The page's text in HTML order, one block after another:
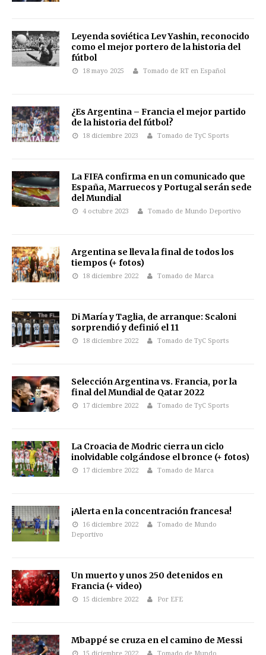
Leyenda soviética Lev Yashin, reconocido
como el mejor portero de la historia del
fútbol
18 mayo 2025 Tomado de RT en Español
¿Es Argentina – Francia el mejor partido
de la historia del fútbol?
18 diciembre 2023 Tomado de TyC Sports
La FIFA confirma en un comunicado que
España, Marruecos y Portugal serán sede
del Mundial
4 octubre 2023 Tomado de Mundo Deportivo
Argentina se lleva la final de todos los
tiempos (+ fotos)
18 diciembre 2022 Tomado de Marca
Di María y Taglia, de arranque: Scaloni
sorprendió y definió el 11
18 diciembre 2022 Tomado de TyC Sports
Selección Argentina vs. Francia, por la
final del Mundial de Qatar 2022
17 diciembre 2022 Tomado de TyC Sports
La Croacia de Modric cierra un ciclo
inolvidable colgándose el bronce (+ fotos)
17 diciembre 2022 Tomado de Marca
¡Alerta en la concentración francesa!
16 diciembre 2022
Tomado de Mundo
Deportivo
Un muerto y unos 250 detenidos en
Francia (+ video)
15 diciembre 2022 Por EFE
Mbappé se cruza en el camino de Messi